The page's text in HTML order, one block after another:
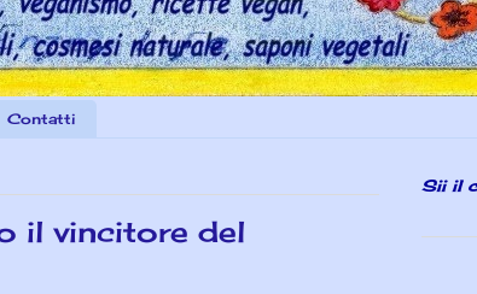
Contatti
il vincitore del
Sii il